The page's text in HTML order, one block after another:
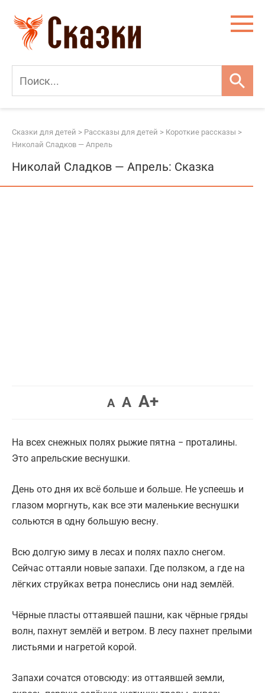
контенту
Сказки для детей > Рассказы для детей > Короткие рассказы >
Николай Сладков — Апрель
Николай Сладков — Апрель: Сказка
AУменьшить
AВернуть
A+Увеличить
На всех снежных полях рыжие пятна − проталины.
Это апрельские веснушки.
День ото дня их всё больше и больше. Не успеешь и
глазом моргнуть, как все эти маленькие веснушки
сольются в одну большую весну.
Всю долгую зиму в лесах и полях пахло снегом.
Сейчас оттаяли новые запахи. Где ползком, а где на
лёгких струйках ветра понеслись они над землёй.
Чёрные пласты оттаявшей пашни, как чёрные гряды
волн, пахнут землёй и ветром. В лесу пахнет прелыми
листьями и нагретой корой.
Запахи сочатся отовсюду: из оттаявшей земли,